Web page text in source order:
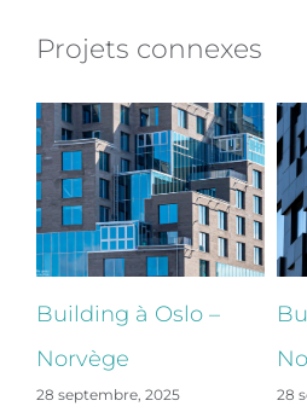
Projets connexes
Building à Oslo –
Norvège
28 septembre, 2025 28